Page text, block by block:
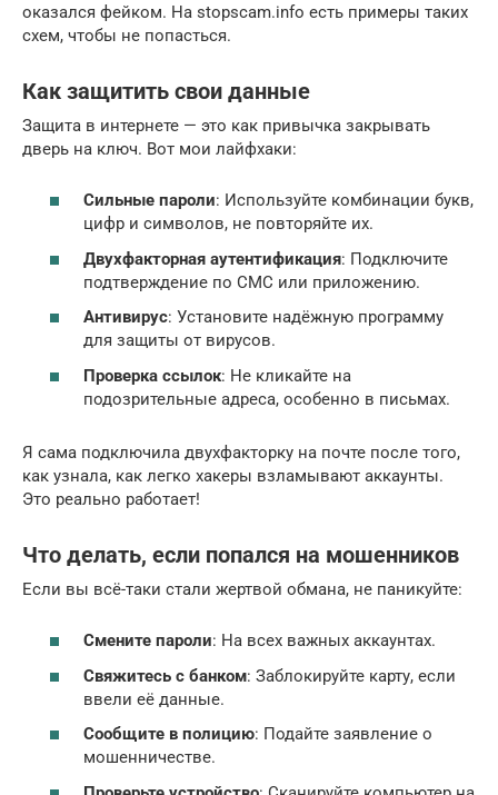
оказался фейком. На stopscam.info есть примеры таких
схем, чтобы не попасться.
Как защитить свои данные
Защита в интернете — это как привычка закрывать
дверь на ключ. Вот мои лайфхаки:
Сильные пароли: Используйте комбинации букв,
цифр и символов, не повторяйте их.
Двухфакторная аутентификация: Подключите
подтверждение по СМС или приложению.
Антивирус: Установите надёжную программу
для защиты от вирусов.
Проверка ссылок: Не кликайте на
подозрительные адреса, особенно в письмах.
Я сама подключила двухфакторку на почте после того,
как узнала, как легко хакеры взламывают аккаунты.
Это реально работает!
Что делать, если попался на мошенников
Если вы всё-таки стали жертвой обмана, не паникуйте:
Смените пароли: На всех важных аккаунтах.
Свяжитесь с банком: Заблокируйте карту, если
ввели её данные.
Сообщите в полицию: Подайте заявление о
мошенничестве.